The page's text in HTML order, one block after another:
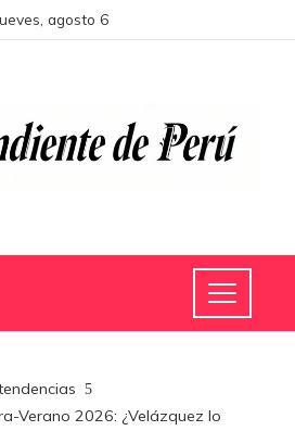
agosto 6
Verano 2026: ¿Velázquez lo